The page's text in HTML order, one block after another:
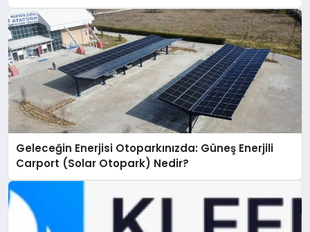
Geleceğin Enerjisi Otoparkınızda: Güneş Enerjili
Carport (Solar Otopark) Nedir?